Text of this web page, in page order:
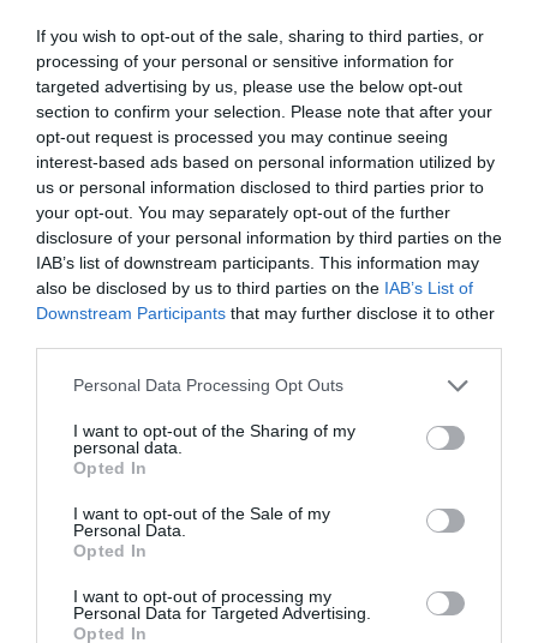
If you wish to opt-out of the sale, sharing to third parties, or
processing of your personal or sensitive information for
targeted advertising by us, please use the below opt-out
section to confirm your selection. Please note that after your
opt-out request is processed you may continue seeing
interest-based ads based on personal information utilized by
us or personal information disclosed to third parties prior to
your opt-out. You may separately opt-out of the further
disclosure of your personal information by third parties on the
IAB’s list of downstream participants. This information may
also be disclosed by us to third parties on the IAB’s List of
Downstream Participants that may further disclose it to other
Personal Data Processing Opt Outs
I want to opt-out of the Sharing of my
personal data.
Opted In
I want to opt-out of the Sale of my
Personal Data.
Opted In
I want to opt-out of processing my
Personal Data for Targeted Advertising.
Opted In
Je n’aurais pas dit
mieux.
Leo a commenté :
30 mars 2025 - 17 h 11 min
Vu le niveau des prix aux USA je doute que beaucoup d
europeen puissent se permettre cette destination en 2025
…..
RÉPONDRE
Je travaille au sein de DL et nous ne voyons pas l’ombre d’un
fléchissement des réservations de Paris vers les EU sur les
légèrement supérieur à celui de l’année dernière à la même
époque et bien supérieur à la même période à partir de juillet